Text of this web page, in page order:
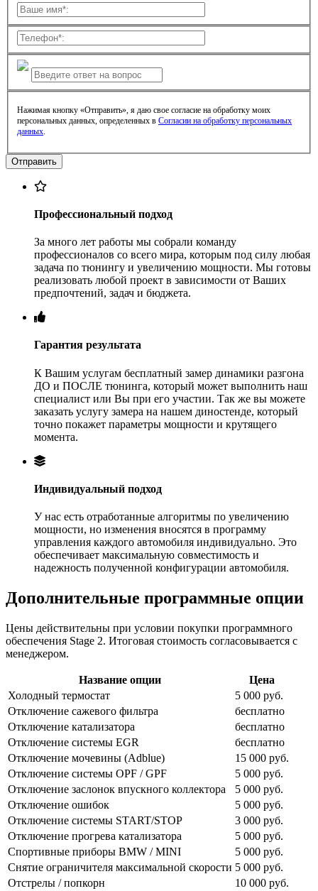
Нажимая кнопку «Отправить», я даю свое согласие на обработку моих
персональных данных, определенных в Согласии на обработку персональных
данных
Профессиональный подход
За много лет работы мы собрали команду
профессионалов со всего мира, которым под силу любая
задача по тюнингу и увеличению мощности. Мы готовы
реализовать любой проект в зависимости от Ваших
предпочтений, задач и бюджета.
Гарантия результата
К Вашим услугам бесплатный замер динамики разгона
ДО и ПОСЛЕ тюнинга, который может выполнить наш
специалист или Вы при его участии. Так же вы можете
заказать услугу замера на нашем диностенде, который
точно покажет параметры мощности и крутящего
момента.
Индивидуальный подход
У нас есть отработанные алгоритмы по увеличению
мощности, но изменения вносятся в программу
управления каждого автомобиля индивидуально. Это
обеспечивает максимальную совместимость и
надежность полученной конфигурации автомобиля.
Дополнительные программные опции
Цены действительны при условии покупки программного
обеспечения Stage 2. Итоговая стоимость согласовывается с
менеджером.
Название опции
Цена
Холодный термостат
5 000 руб.
Отключение сажевого фильтра
бесплатно
Отключение катализатора
бесплатно
Отключение системы EGR
бесплатно
Отключение мочевины (Adblue)
15 000 руб.
Отключение системы OPF / GPF
5 000 руб.
Отключение заслонок впускного коллектора
5 000 руб.
Отключение ошибок
5 000 руб.
Отключение системы START/STOP
3 000 руб.
Отключение прогрева катализатора
5 000 руб.
Спортивные приборы BMW / MINI
5 000 руб.
Снятие ограничителя максимальной скорости 5 000 руб.
Отстрелы / попкорн
10 000 руб.